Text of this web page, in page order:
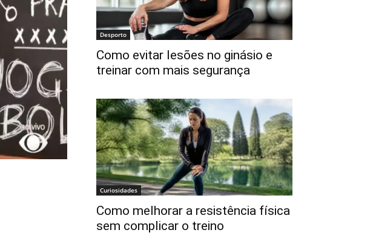
Desporto
Como evitar lesões no ginásio e
treinar com mais segurança
Curiosidades
Como melhorar a resistência física
sem complicar o treino